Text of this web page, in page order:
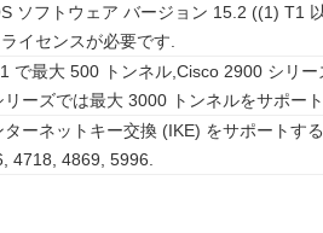
ソフトウェア バージョン 15.2 ((1) T1
イセンスが必要です.
で最大 500 トンネル,Cisco 2900 シリー
ーズでは最大 3000 トンネルをサポート
ーネットキー交換 (IKE) をサポートす
4718, 4869, 5996.